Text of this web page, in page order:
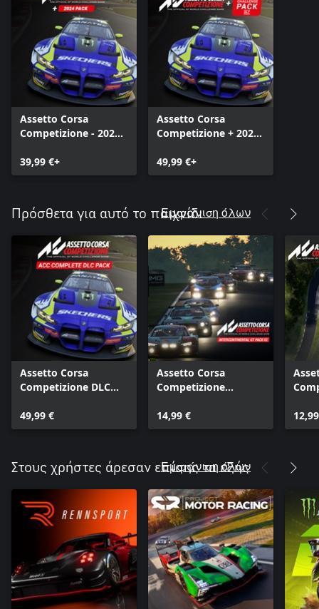
Assetto Corsa
Competizione - 2024
39,99 €+
Assetto Corsa
Competizione + 2023
49,99 €+
Πρόσθετα για αυτό το παιχνίδιΕμφάνιση όλων
Assetto Corsa
Competizione DLC
49,99 €
Assetto Corsa
Competizione
Pack DLC
14,99 €
Στους χρήστες άρεσαν επίσης τα εξής
Εμφάνιση όλων